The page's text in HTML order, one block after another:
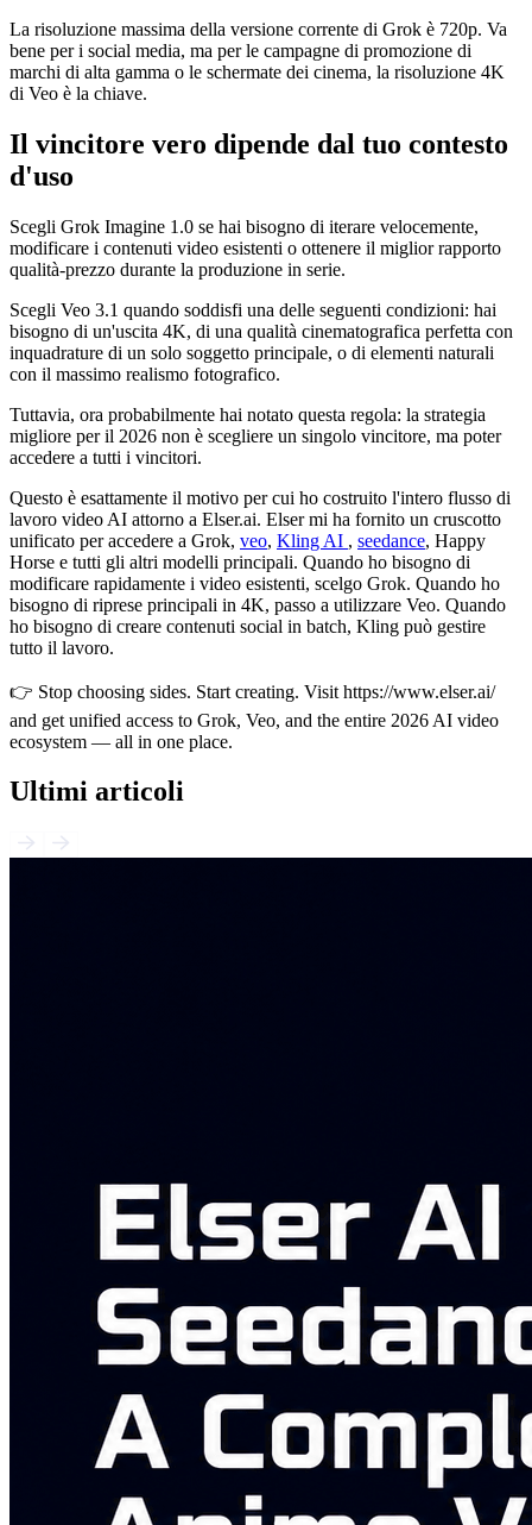
La risoluzione massima della versione corrente di Grok è 720p. Va
bene per i social media, ma per le campagne di promozione di
marchi di alta gamma o le schermate dei cinema, la risoluzione 4K
di Veo è la chiave.
Il vincitore vero dipende dal tuo contesto
d'uso
Scegli Grok Imagine 1.0 se hai bisogno di iterare velocemente,
modificare i contenuti video esistenti o ottenere il miglior rapporto
qualità-prezzo durante la produzione in serie.
Scegli Veo 3.1 quando soddisfi una delle seguenti condizioni: hai
bisogno di un'uscita 4K, di una qualità cinematografica perfetta con
inquadrature di un solo soggetto principale, o di elementi naturali
con il massimo realismo fotografico.
Tuttavia, ora probabilmente hai notato questa regola: la strategia
migliore per il 2026 non è scegliere un singolo vincitore, ma poter
accedere a tutti i vincitori.
Questo è esattamente il motivo per cui ho costruito l'intero flusso di
lavoro video AI attorno a Elser.ai. Elser mi ha fornito un cruscotto
unificato per accedere a Grok, veo, Kling AI , seedance, Happy
Horse e tutti gli altri modelli principali. Quando ho bisogno di
modificare rapidamente i video esistenti, scelgo Grok. Quando ho
bisogno di riprese principali in 4K, passo a utilizzare Veo. Quando
ho bisogno di creare contenuti social in batch, Kling può gestire
tutto il lavoro.
👉 Stop choosing sides. Start creating. Visit https://www.elser.ai/
and get unified access to Grok, Veo, and the entire 2026 AI video
ecosystem — all in one place.
Ultimi articoli